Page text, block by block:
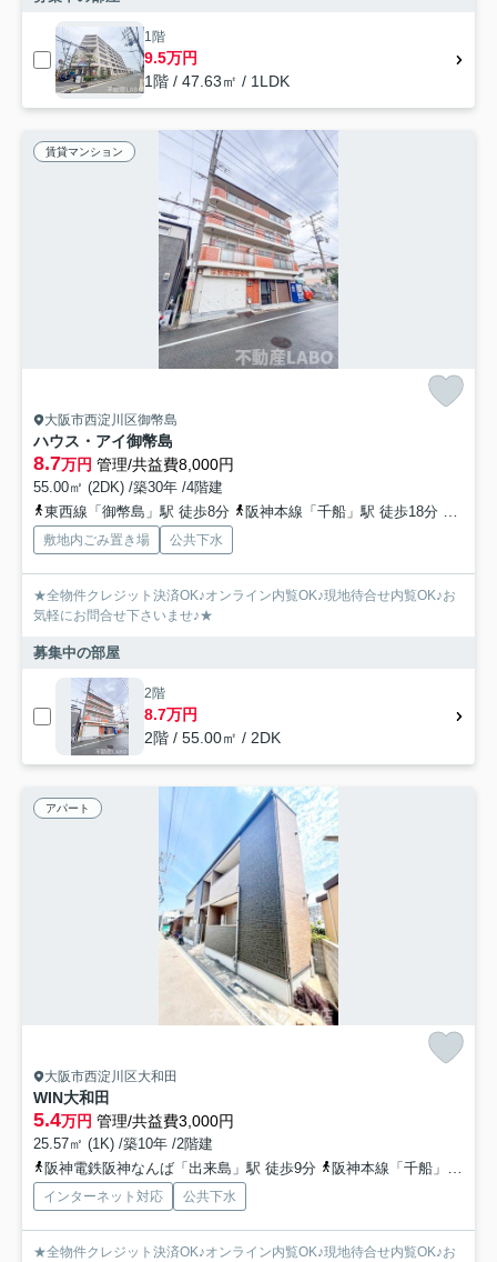
1階
9.5万円
1階 / 47.63㎡ / 1LDK
賃貸マンション
大阪市西淀川区御幣島
ハウス・アイ御幣島
8.7万円 管理/共益費8,000円
55.00㎡ (2DK) /築30年 /4階建
東西線「御幣島」駅 徒歩8分
阪神本線「千船」駅 徒歩18分 東西
敷地内ごみ置き場 公共下水
★全物件クレジット決済OK♪オンライン内覧OK♪現地待合せ内覧OK♪お
気軽にお問合せ下さいませ♪★
募集中の部屋
2階
8.7万円
2階 / 55.00㎡ / 2DK
アパート
大阪市西淀川区大和田
WIN大和田
5.4万円 管理/共益費3,000円
25.57㎡ (1K) /築10年 /2階建
阪神電鉄阪神なんば「出来島」駅 徒歩9分
阪神本線「千船」駅 徒歩14分
インターネット対応 公共下水
★全物件クレジット決済OK♪オンライン内覧OK♪現地待合せ内覧OK♪お